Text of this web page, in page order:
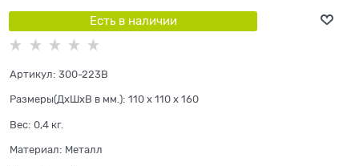
Есть в наличии
Артикул: 300-223B
Размеры(ДхШхВ в мм.): 110 x 110 x 160
Вес: 0,4 кг.
Материал: Металл